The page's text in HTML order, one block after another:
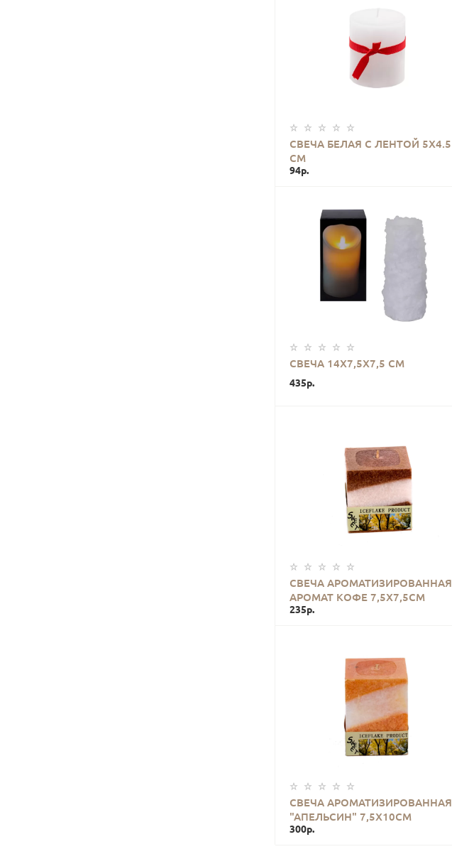
СВЕЧА БЕЛАЯ С ЛЕНТОЙ 5Х4.5
СМ
94р.
СВЕЧА 14Х7,5Х7,5 СМ
435р.
СВЕЧА АРОМАТИЗИРОВАННАЯ
АРОМАТ КОФЕ 7,5Х7,5СМ
235р.
СВЕЧА АРОМАТИЗИРОВАННАЯ
"АПЕЛЬСИН" 7,5Х10СМ
300р.